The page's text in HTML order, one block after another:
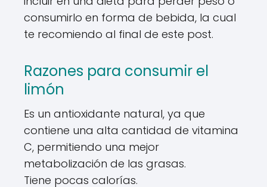
consumirlo en forma de bebida, la cual
te recomiendo al final de este post.
Razones para consumir el
limón
Es un antioxidante natural, ya que
contiene una alta cantidad de vitamina
C, permitiendo una mejor
metabolización de las grasas.
Tiene pocas calorías.